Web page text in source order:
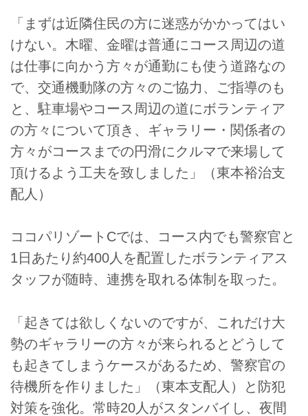
「まずは近隣住民の方に迷惑がかかってはい
けない。木曜、金曜は普通にコース周辺の道
は仕事に向かう方々が通勤にも使う道路なの
で、交通機動隊の方々のご協力、ご指導のも
と、駐車場やコース周辺の道にボランティア
の方々について頂き、ギャラリー・関係者の
方々がコースまでの円滑にクルマで来場して
頂けるよう工夫を致しました」（東本裕治支
配人）
ココパリゾートCでは、コース内でも警察官と
1日あたり約400人を配置したボランティアス
タッフが随時、連携を取れる体制を取った。
「起きては欲しくないのですが、これだけ大
勢のギャラリーの方々が来られるとどうして
も起きてしまうケースがあるため、警察官の
待機所を作りました」（東本支配人）と防犯
対策を強化。常時20人がスタンバイし、夜間